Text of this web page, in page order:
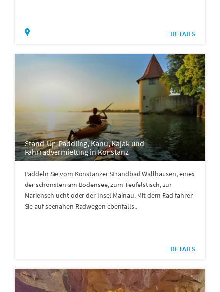
DETAILS
Stand-Up-Paddling, Kanu, Kajak und
Fahrradvermietung in Konstanz
Paddeln Sie vom Konstanzer Strandbad Wallhausen, eines
der schönsten am Bodensee, zum Teufelstisch, zur
Marienschlucht oder der Insel Mainau. Mit dem Rad fahren
Sie auf seenahen Radwegen ebenfalls...
DETAILS